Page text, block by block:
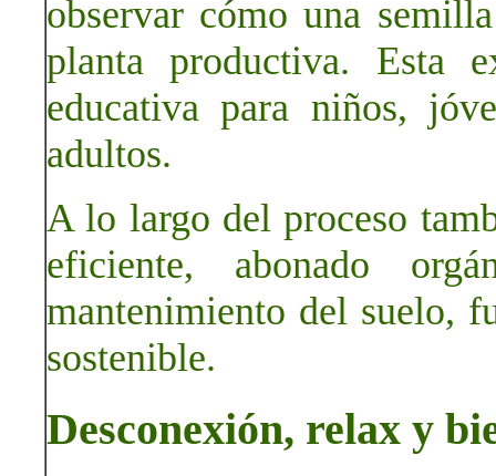
observar cómo una
planta productiva. Esta
educativa para niños,
adultos.
A lo largo del proceso
eficiente, abonado
mantenimiento del suelo,
sostenible.
Desconexión, relax y